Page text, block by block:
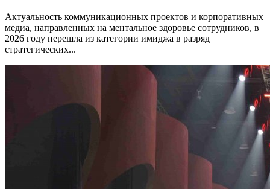
Актуальность коммуникационных проектов и корпоративных
медиа, направленных на ментальное здоровье сотрудников, в
2026 году перешла из категории имиджа в разряд
стратегических...